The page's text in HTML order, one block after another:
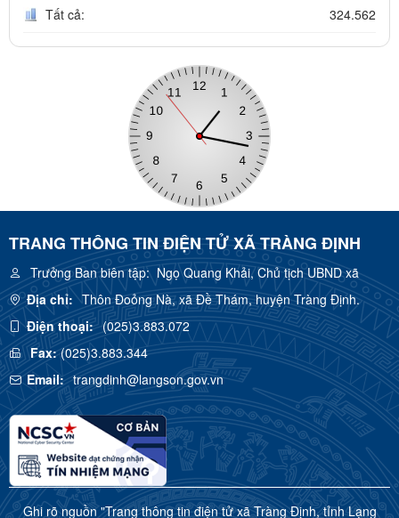
Tất cả: 324.562
TRANG THÔNG TIN ĐIỆN TỬ XÃ TRÀNG ĐỊNH
Trưởng Ban biên tập:Ngọ Quang Khải, Chủ tịch UBND xã
Địa chỉ: Thôn Đoỏng Nà, xã Đề Thám, huyện Tràng Định.
Điện thoại: (025)3.883.072
Fax:(025)3.883.344
Email: trangdinh@langson.gov.vn
Ghi rõ nguồn "Trang thông tin điện tử xã Tràng Định, tỉnh Lạng